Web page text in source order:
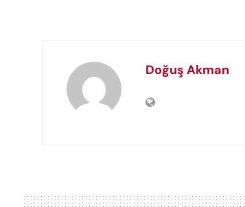
Doğuş Akman